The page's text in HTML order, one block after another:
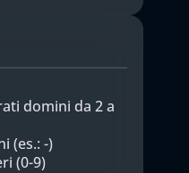
domini da 2 a
(es.: -)
(0-9)